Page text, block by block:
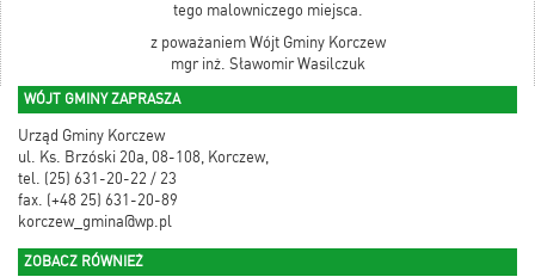
tego malowniczego miejsca.
z poważaniem Wójt Gminy Korczew
mgr inż. Sławomir Wasilczuk
WÓJT GMINY ZAPRASZA
Urząd Gminy Korczew
ul. Ks. Brzóski 20a, 08-108, Korczew,
tel. (25) 631-20-22 / 23
fax. (+48 25) 631-20-89
korczew_gmina@wp.pl
ZOBACZ RÓWNIEŻ